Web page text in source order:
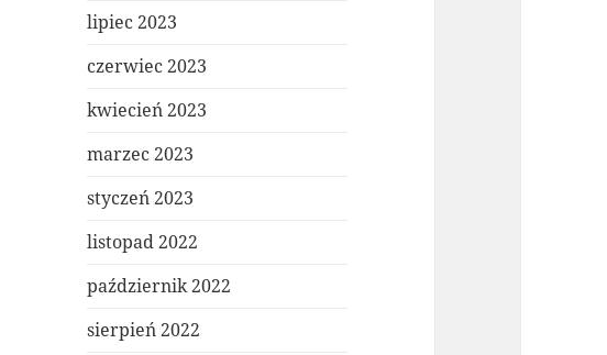
lipiec 2023
czerwiec 2023
kwiecień 2023
marzec 2023
styczeń 2023
listopad 2022
październik 2022
sierpień 2022